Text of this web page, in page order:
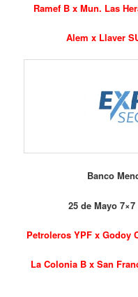
Ramef B x Mun. Las
Alem x Llaver
Banco
25 de Mayo
Petroleros YPF x Godoy
La Colonia B x San